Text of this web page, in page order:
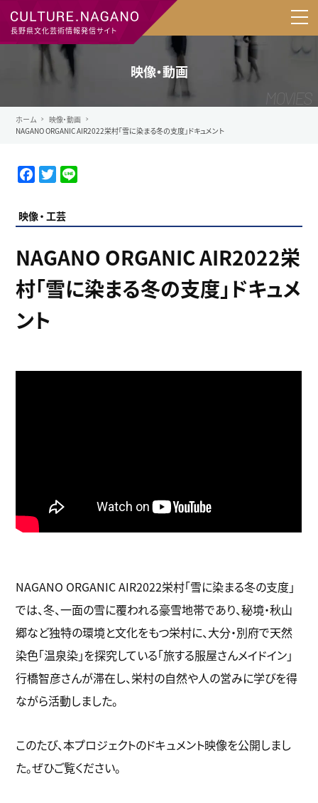
長野県文化芸術情報発信サイト
映像・動画
ホーム
映像・動画
NAGANO ORGANIC AIR2022栄村「雪に染まる冬の支度」ドキュメント
映像 工芸
F
c
e
o
o
k
T
i
t
e
r
e
NAGANO ORGANIC AIR2022栄
村「雪に染まる冬の支度」ドキュメ
ント
NAGANO ORGANIC AIR2022栄村「雪に染まる冬の支度」
では、冬、一面の雪に覆われる豪雪地帯であり、秘境・秋山
郷など独特の環境と文化をもつ栄村に、大分・別府で天然
染色「温泉染」を探究している「旅する服屋さんメイドイン」
行橋智彦さんが滞在し、栄村の自然や人の営みに学びを得
ながら活動しました。
このたび、本プロジェクトのドキュメント映像を公開しまし
た。ぜひご覧ください。